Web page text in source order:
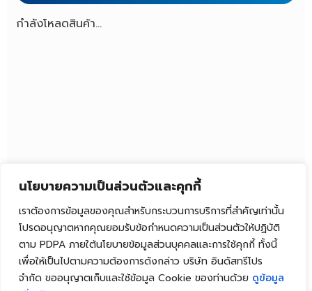
นโยบายความเป็นส่วนตัวและคุกกี้
เราต้องการข้อมูลของคุณสำหรับกระบวนการบริการที่สำคัญเท่านั้น
โปรดอนุญาตหากคุณยอมรับข้อกำหนดความเป็นส่วนตัวให้ปฏิบัติ
ตาม PDPA ภายใต้นโยบายข้อมูลส่วนบุคคลและการใช้คุกกี้ ทั้งนี้
เพื่อให้เป็นไปตามความต้องการดังกล่าว บริษัท อินดัสทรีโปร
จำกัด ขออนุญาตเก็บและใช้ข้อมูล Cookie ของท่านด้วย ดูข้อมูล
กำลังโหลดสินค้า...